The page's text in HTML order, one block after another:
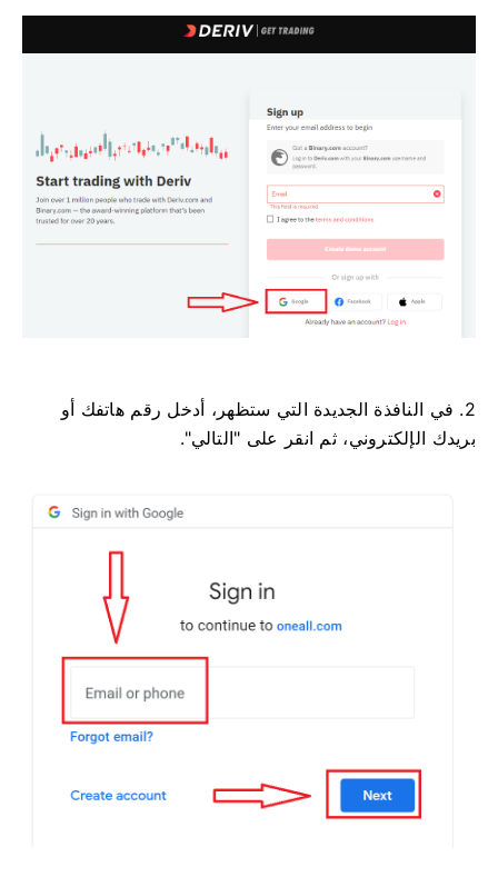
2. في النافذة الجديدة التي ستظهر، أدخل رقم هاتفك أو
بريدك الإلكتروني، ثم انقر على "التالي".